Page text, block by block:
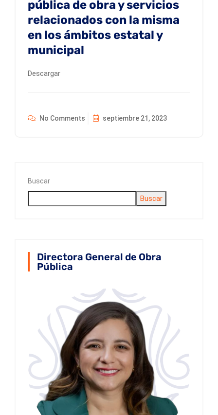
pública de obra y servicios
relacionados con la misma
en los ámbitos estatal y
municipal
Descargar
No Comments septiembre 21, 2023
Buscar
Buscar
Directora General de Obra
Pública